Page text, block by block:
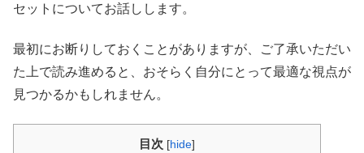
セットについてお話しします。
最初にお断りしておくことがありますが、ご了承いただい
た上で読み進めると、おそらく自分にとって最適な視点が
見つかるかもしれません。
目次 [hide]